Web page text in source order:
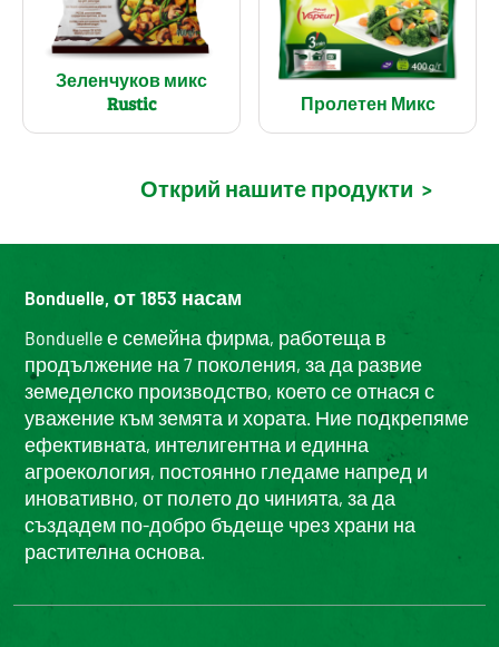
Зеленчуков микс
Rustic
Пролетен Микс
Открий нашите продукти >
Bonduelle, от 1853 насам
Bonduelle е семейна фирма, работеща в
продължение на 7 поколения, за да развие
земеделско производство, което се отнася с
уважение към земята и хората. Ние подкрепяме
ефективната, интелигентна и единна
агроекология, постоянно гледаме напред и
иновативно, от полето до чинията, за да
създадем по-добро бъдеще чрез храни на
растителна основа.